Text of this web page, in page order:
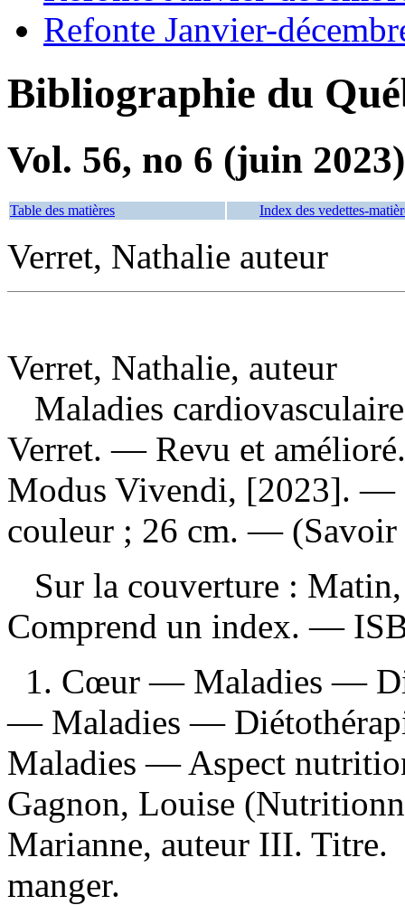
Refonte Janvier-
Bibliographie du
Vol. 56, no 6 (juin 2023)
Table des matières Index des vedettes-
Verret, Nathalie auteur
Verret, Nathalie, auteur
Maladies
Verret. — Revu et
Modus Vivendi, [2023]. —
couleur ; 26 cm. — (Savoir
Sur la couverture :
Comprend un index. —
1. Cœur — Maladies —
— Maladies —
Maladies — Aspect
Gagnon, Louise
Marianne, auteur III.
manger.